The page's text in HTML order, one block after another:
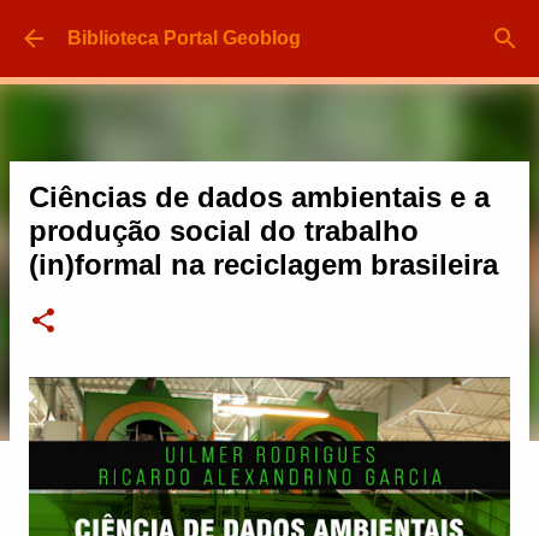
Pular para o conteúdo principal
Biblioteca Portal Geoblog
Ciências de dados ambientais e a
produção social do trabalho
(in)formal na reciclagem brasileira